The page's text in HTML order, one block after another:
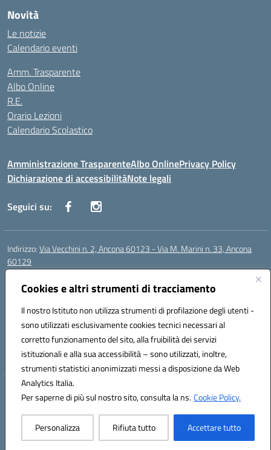
Cookies e altri strumenti di tracciamento
Il nostro Istituto non utilizza strumenti di profilazione degli utenti -
sono utilizzati esclusivamente cookies tecnici necessari al
corretto funzionamento del sito, alla fruibilità dei servizi
istituzionali e alla sua accessibilità – sono utilizzati, inoltre,
strumenti statistici anonimizzati messi a disposizione da Web
Analytics Italia.
Per saperne di più sul nostro sito, consulta la ns.Cookie Policy.
Personalizza Rifiuta tutto Accettare tutto
Novità
Le notizie
Calendario eventi
Amm. Trasparente
Albo Online
R.E.
Orario Lezioni
Calendario Scolastico
Amministrazione TrasparenteAlbo OnlinePrivacy Policy
Dichiarazione di accessibilitàNote legali
Seguici su:
Indirizzo:Via Vecchini n. 2, Ancona 60123 - Via M. Marini n. 33, Ancona
60129
Centralino:
Posta elettronica certificata (PEC):anis01200g@pec.istruzione.it
Codice fiscale: 93122280428
Codice meccanografico:ANIS01200G
Codice Indice delle Pubbliche Amministrazioni (IPA): istsc_ANIS01200G
Codice unico di fatturazione (CUF): UF434M
Hosting & Powered by 3D Solution S.r.l.
Concept & Design by Designers Italia